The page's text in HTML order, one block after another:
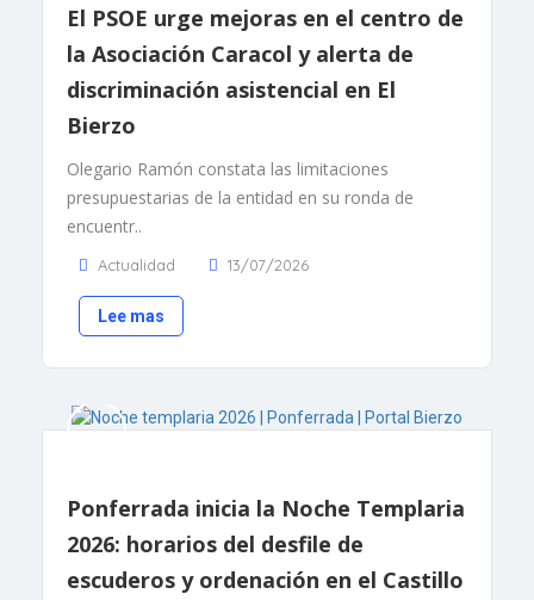
El PSOE urge mejoras en el centro de
la Asociación Caracol y alerta de
discriminación asistencial en El
Bierzo
Olegario Ramón constata las limitaciones
presupuestarias de la entidad en su ronda de
encuentr..
Actualidad 13/07/2026
Lee mas
Ponferrada inicia la Noche Templaria
2026: horarios del desfile de
escuderos y ordenación en el Castillo